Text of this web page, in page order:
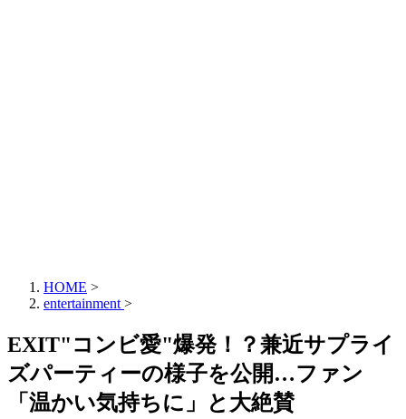
HOME >
entertainment >
EXIT"コンビ愛"爆発！？兼近サプライ
ズパーティーの様子を公開…ファン
「温かい気持ちに」と大絶賛